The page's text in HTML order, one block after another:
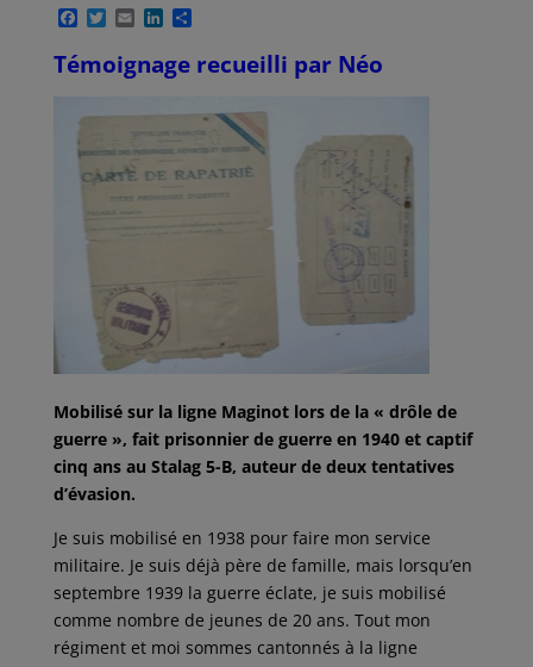
F
c
e
o
o
k
T
i
t
e
E
a
i
L
n
k
d
I
n
P
r
t
g
e
r
Témoignage recueilli par Néo
Mobilisé sur la ligne Maginot lors de la « drôle de
guerre », fait prisonnier de guerre en 1940 et captif
cinq ans au Stalag 5-B, auteur de deux tentatives
d’évasion.
Je suis mobilisé en 1938 pour faire mon service
militaire. Je suis déjà père de famille, mais lorsqu’en
septembre 1939 la guerre éclate, je suis mobilisé
comme nombre de jeunes de 20 ans. Tout mon
régiment et moi sommes cantonnés à la ligne